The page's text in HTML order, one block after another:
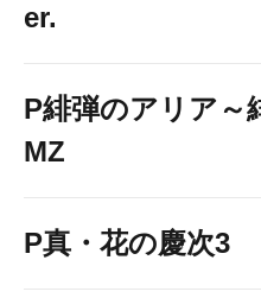
er.
P緋弾のアリア～
MZ
P真・花の慶次3